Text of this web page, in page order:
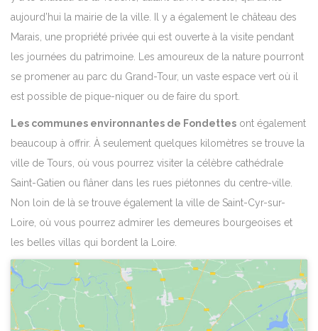
aujourd’hui la mairie de la ville. Il y a également le château des
Marais, une propriété privée qui est ouverte à la visite pendant
les journées du patrimoine. Les amoureux de la nature pourront
se promener au parc du Grand-Tour, un vaste espace vert où il
est possible de pique-niquer ou de faire du sport.
Les communes environnantes de Fondettes ont également
beaucoup à offrir. À seulement quelques kilomètres se trouve la
ville de Tours, où vous pourrez visiter la célèbre cathédrale
Saint-Gatien ou flâner dans les rues piétonnes du centre-ville.
Non loin de là se trouve également la ville de Saint-Cyr-sur-
Loire, où vous pourrez admirer les demeures bourgeoises et
les belles villas qui bordent la Loire.